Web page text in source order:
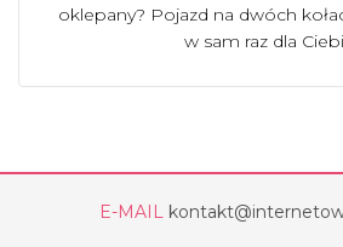
oklepany? Pojazd na dwóch
w sam raz dla
E-MAIL